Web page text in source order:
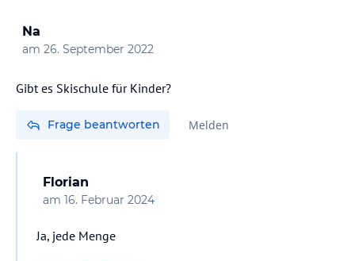
Na
am 26. September 2022
Gibt es Skischule für Kinder?
Frage beantworten Melden
Florian
am 16. Februar 2024
Ja, jede Menge